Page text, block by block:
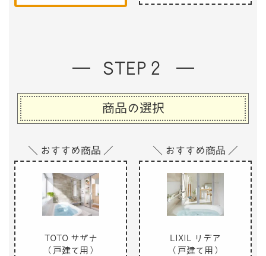
STEP２
商品の選択
＼ おすすめ商品 ／
TOTO サザナ
（戸建て用）
＼ おすすめ商品 ／
LIXIL リデア
（戸建て用）